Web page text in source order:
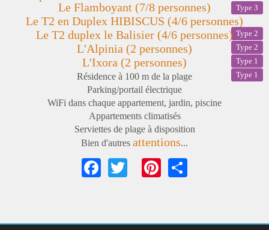
Type 3
Le Flamboyant (7/8 personnes)
Type 2
Le T2 en Duplex HIBISCUS (4/6 personnes)
Type 2
Le T2 duplex le Balisier (4/6 personnes)
Type 1
L'Alpinia (2 personnes)
Type 1
L'Ixora (2 personnes)
Résidence à 100 m de la plage
Parking/portail électrique
WiFi dans chaque appartement, jardin, piscine
Appartements climatisés
Serviettes de plage à disposition
Bien d'autres attentions...
Facebook
TwitterPinterest